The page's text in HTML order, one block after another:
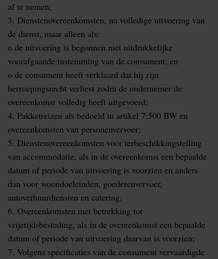
af te nemen;
3. Dienstenovereenkomsten, na volledige uitvoering van
de dienst, maar alleen als:
o de uitvoering is begonnen met uitdrukkelijke
voorafgaande instemming van de consument; en
o de consument heeft verklaard dat hij zijn
herroepingsrecht verliest zodra de ondernemer de
overeenkomst volledig heeft uitgevoerd;
4. Pakketreizen als bedoeld in artikel 7:500 BW en
overeenkomsten van personenvervoer;
5. Dienstenovereenkomsten voor terbeschikkingstelling
van accommodatie, als in de overeenkomst een bepaalde
datum of periode van uitvoering is voorzien en anders
dan voor woondoeleinden, goederenvervoer,
autoverhuurdiensten en catering;
6. Overeenkomsten met betrekking tot
vrijetijdsbesteding, als in de overeenkomst een bepaalde
datum of periode van uitvoering daarvan is voorzien;
7. Volgens specificaties van de consument vervaardigde